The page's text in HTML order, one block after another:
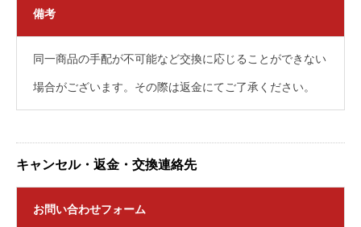
備考
同一商品の手配が不可能など交換に応じることができない
場合がございます。その際は返金にてご了承ください。
キャンセル・返金・交換連絡先
お問い合わせフォーム